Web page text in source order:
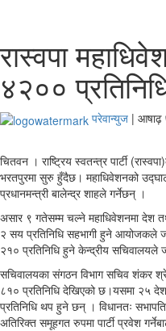
रास्वपा
४२००
परेवान्युज | आषाढ़
चितवन । राष्ट्रिय स्वतन्त्र पार्टी
भरतपुरमा सुरु हुँदैछ। महाधिवेशनको
प्रधानमन्त्री बालेन्द्र शाहले गर्नेछन् ।
असार ९ गतेसम्म चल्ने महाधिवेशनमा देश
२ सय प्रतिनिधि सहभागी हुने आयोजकले
२१० प्रतिनिधि हुने केन्द्रीय
सचिवालयका संगठन विभाग सचिव शंकर
८१० प्रतिनिधि देखिएको छ।यसमा २५
प्रतिनिधि थप हुने छन् । विधानतः
अतिरिक्त समूहगत रुपमा पार्टी प्रवेश